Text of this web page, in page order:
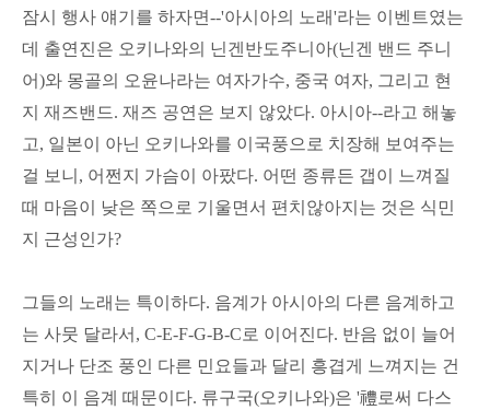
잠시 행사 얘기를 하자면--'아시아의 노래'라는 이벤트였는
데 출연진은 오키나와의 닌겐반도주니아(닌겐 밴드 주니
어)와 몽골의 오윤나라는 여자가수, 중국 여자, 그리고 현
지 재즈밴드. 재즈 공연은 보지 않았다. 아시아--라고 해놓
고, 일본이 아닌 오키나와를 이국풍으로 치장해 보여주는
걸 보니, 어쩐지 가슴이 아팠다. 어떤 종류든 갭이 느껴질
때 마음이 낮은 쪽으로 기울면서 편치않아지는 것은 식민
지 근성인가?
그들의 노래는 특이하다. 음계가 아시아의 다른 음계하고
는 사뭇 달라서, C-E-F-G-B-C로 이어진다. 반음 없이 늘어
지거나 단조 풍인 다른 민요들과 달리 흥겹게 느껴지는 건
특히 이 음계 때문이다. 류구국(오키나와)은 '禮로써 다스